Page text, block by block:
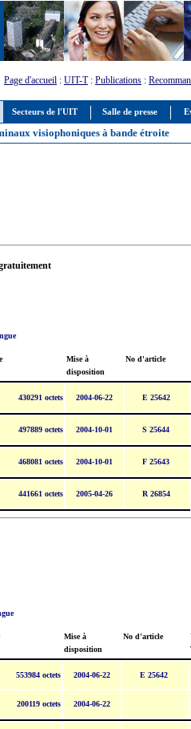
Secteurs de l'UIT Salle de presse
Page d'accueil : UIT-T: Publications :
visiophoniques à bande étroite
Mise à
disposition
No d'article
430291 octets 2004-06-22 E 25642
497889 octets 2004-10-01 S 25644
468081 octets 2004-10-01 F 25643
441661 octets 2005-04-26 R 26854
Mise à
disposition
No d'article
553984 octets 2004-06-22 E 25642
200119 octets 2004-06-22